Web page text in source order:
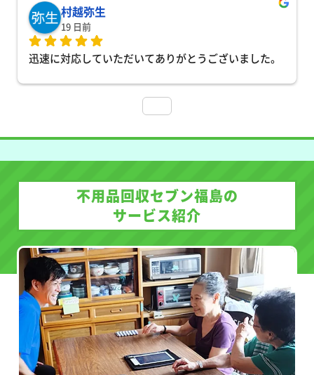
村越弥生
19 日前
迅速に対応していただいてありがとうございました。
不用品回収セブン福島の
サービス紹介